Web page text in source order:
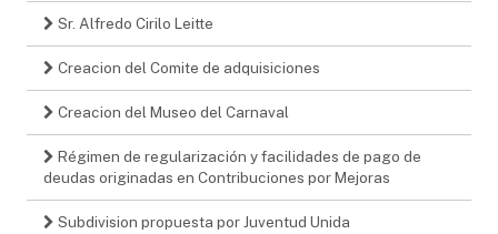
Sr. Alfredo Cirilo Leitte
Creacion del Comite de adquisiciones
Creacion del Museo del Carnaval
Régimen de regularización y facilidades de pago de
deudas originadas en Contribuciones por Mejoras
Subdivision propuesta por Juventud Unida